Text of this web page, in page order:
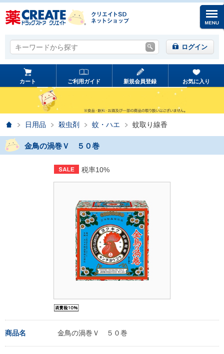
キーワードから探す
キーワードから探す ログイン
カート ご利用ガイド 新規会員登録 お気に入り
ホーム日用品 殺虫剤 蚊・ハエ 蚊取り線香
金鳥の渦巻Ｖ ５０巻
税率10%
商品名 金鳥の渦巻Ｖ ５０巻